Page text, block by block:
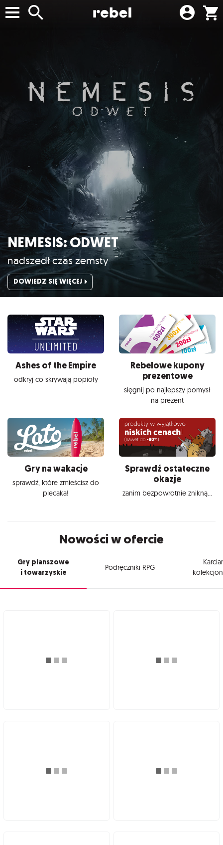
NEMESIS: ODWET
nadszedł czas zemsty
DOWIEDZ SIĘ WIĘCEJ
Ashes of the Empire
odkryj co skrywają popioły
Rebelowe kupony
prezentowe
sięgnij po najlepszy pomysł
na prezent
Gry na wakacje
sprawdź, które zmieścisz do
plecaka!
Sprawdź ostateczne
okazje
zanim bezpowrotnie znikną...
Nowości w ofercie
Gry planszowe
i towarzyskie
Podręczniki RPG